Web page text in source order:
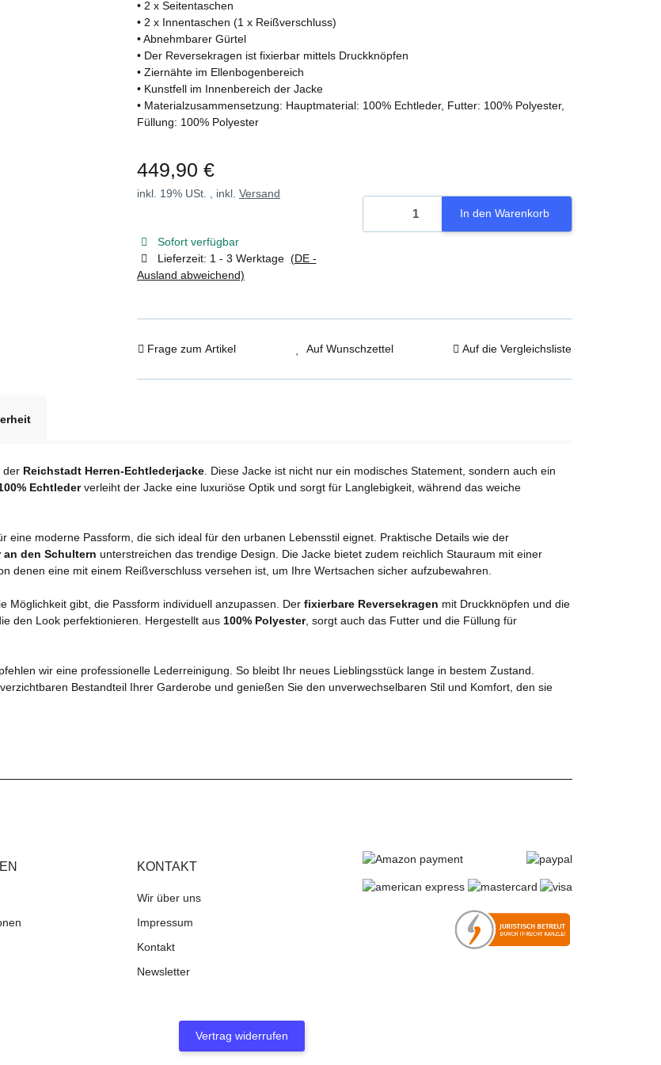
• 2 x Seitentaschen
• 2 x Innentaschen (1 x Reißverschluss)
• Abnehmbarer Gürtel
• Der Reversekragen ist fixierbar mittels Druckknöpfen
• Ziernähte im Ellenbogenbereich
• Kunstfell im Innenbereich der Jacke
• Materialzusammensetzung: Hauptmaterial: 100% Echtleder, Futter: 100% Polyester,
Füllung: 100% Polyester
449,90 €
inkl. 19% USt. , inkl. Versand
Sofort verfügbar
Lieferzeit: 1 - 3 Werktage (DE -
Ausland abweichend)
In den Warenkorb
Frage zum Artikel Auf Wunschzettel Auf die Vergleichsliste
der Reichstadt Herren-Echtlederjacke . Diese Jacke ist nicht nur ein modisches Statement, sondern auch ein
Echtlederverleiht der Jacke eine luxuriöse Optik und sorgt für Langlebigkeit, während das weiche
eine moderne Passform, die sich ideal für den urbanen Lebensstil eignet. Praktische Details wie der
an den Schultern unterstreichen das trendige Design. Die Jacke bietet zudem reichlich Stauraum mit einer
denen eine mit einem Reißverschluss versehen ist, um Ihre Wertsachen sicher aufzubewahren.
Möglichkeit gibt, die Passform individuell anzupassen. Der fixierbare Reversekragen mit Druckknöpfen und die
den Look perfektionieren. Hergestellt aus 100% Polyester, sorgt auch das Futter und die Füllung für
wir eine professionelle Lederreinigung. So bleibt Ihr neues Lieblingsstück lange in bestem Zustand.
Bestandteil Ihrer Garderobe und genießen Sie den unverwechselbaren Stil und Komfort, den sie
KONTAKT
Wir über uns
Impressum
Kontakt
Newsletter
Vertrag widerrufen